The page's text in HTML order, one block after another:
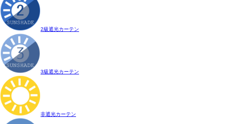
2級遮光カーテン
3級遮光カーテン
非遮光カーテン